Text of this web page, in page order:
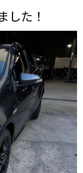
た！